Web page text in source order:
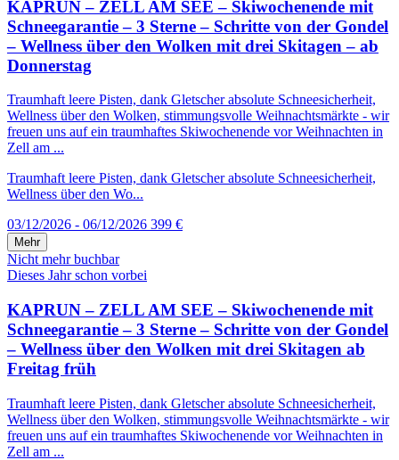
KAPRUN – ZELL AM SEE – Skiwochenende mit
Schneegarantie – 3 Sterne – Schritte von der Gondel
– Wellness über den Wolken mit drei Skitagen – ab
Donnerstag
Traumhaft leere Pisten, dank Gletscher absolute Schneesicherheit,
Wellness über den Wolken, stimmungsvolle Weihnachtsmärkte - wir
freuen uns auf ein traumhaftes Skiwochenende vor Weihnachten in
Zell am ...
Traumhaft leere Pisten, dank Gletscher absolute Schneesicherheit,
Wellness über den Wo...
03/12/2026 - 06/12/2026 399 €
Mehr
Nicht mehr buchbar
Dieses Jahr schon vorbei
KAPRUN – ZELL AM SEE – Skiwochenende mit
Schneegarantie – 3 Sterne – Schritte von der Gondel
– Wellness über den Wolken mit drei Skitagen ab
Freitag früh
Traumhaft leere Pisten, dank Gletscher absolute Schneesicherheit,
Wellness über den Wolken, stimmungsvolle Weihnachtsmärkte - wir
freuen uns auf ein traumhaftes Skiwochenende vor Weihnachten in
Zell am ...